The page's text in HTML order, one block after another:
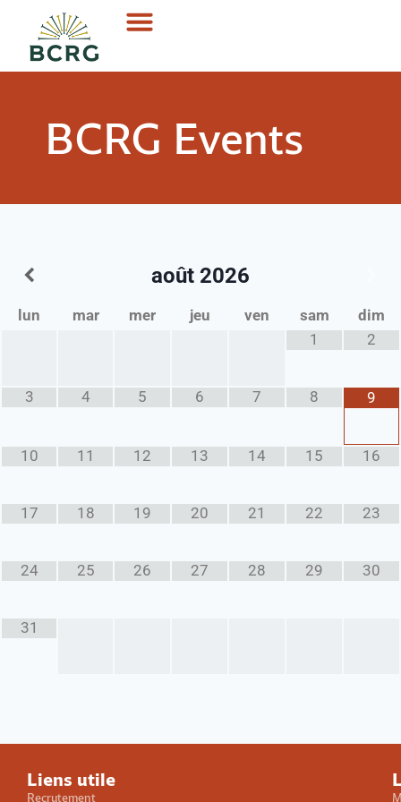
BCRG Events
août 2026
lun mar mer jeu ven sam
dim
1
2
3 4 5 6 7 8 9
10 11 12 13 14 15 16
17 18 19 20 21 22 23
24 25 26 27 28 29 30
31
Liens utile
Recrutement